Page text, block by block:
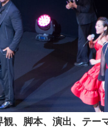
観、脚本、演出、テー